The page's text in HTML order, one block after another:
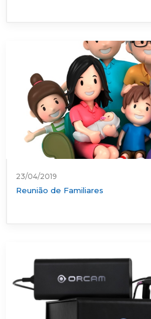
23/04/2019
Reunião de Familiares